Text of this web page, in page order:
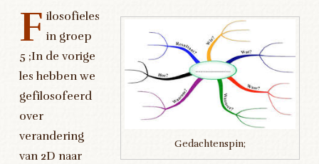
Gedachtenspin;
F ilosofieles
in groep
5 ;In de vorige
les hebben we
gefilosofeerd
over
verandering
van 2D naar